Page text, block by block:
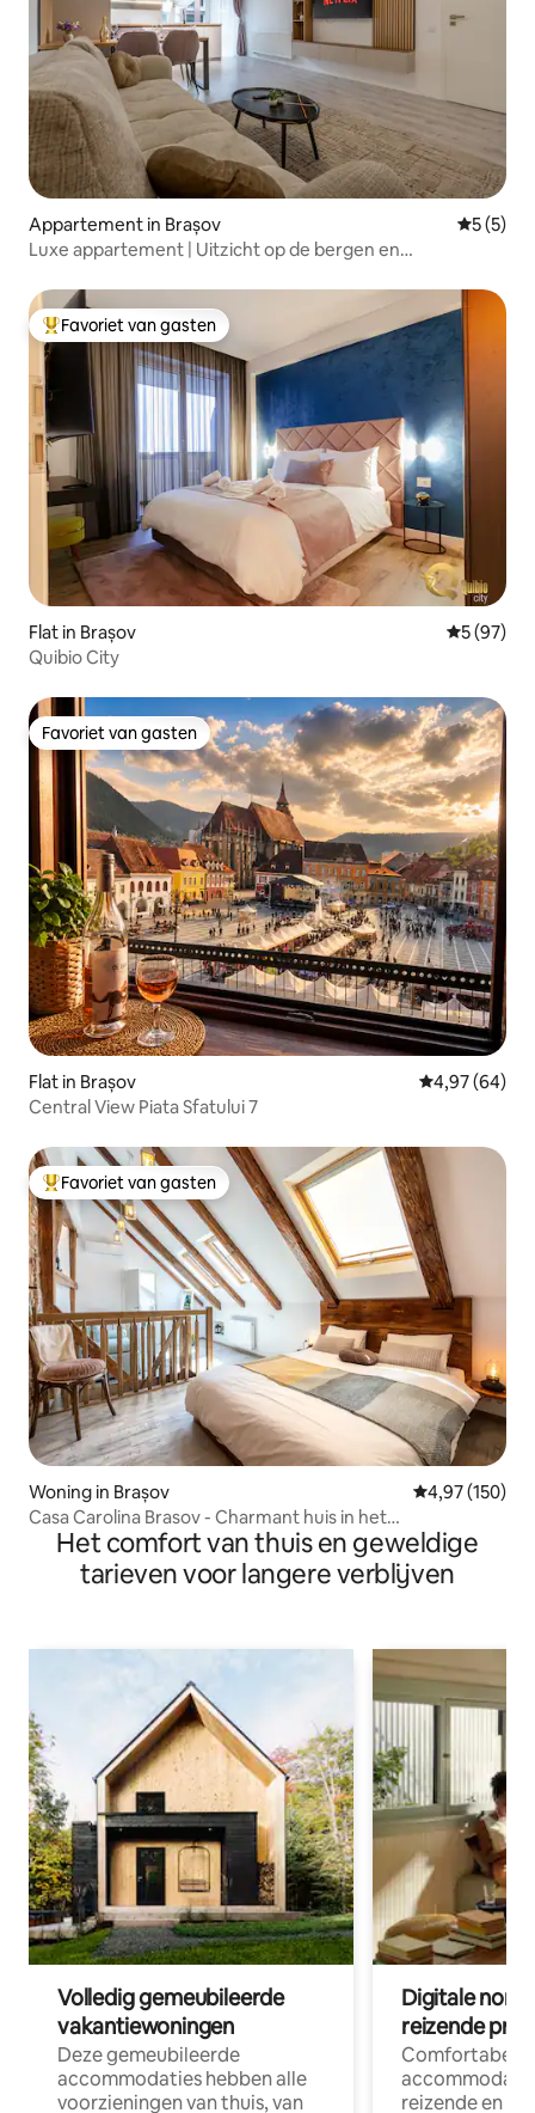
Appartement in Brașov
5 (5)
Luxe appartement | Uitzicht op de bergen en
Topfavoriet van gasten
Favoriet van gasten
Flat in Brașov
5 (97)
Quibio City
Favoriet van gasten
Favoriet van gasten
Flat in Brașov Gemiddelde
4,97 (64)
Central View Piata Sfatului 7
Topfavoriet van gasten
Favoriet van gasten
Woning in Brașov Gemiddelde
4,97 (150)
Casa Carolina Brasov - Charmant huis in het
stadscentrum
Het comfort van thuis en geweldige
tarieven voor langere verblijven
Volledig gemeubileerde
vakantiewoningen
Deze gemeubileerde
accommodaties hebben alle
voorzieningen van thuis, van
Digitale
reizende
Comfortabele
reizende en